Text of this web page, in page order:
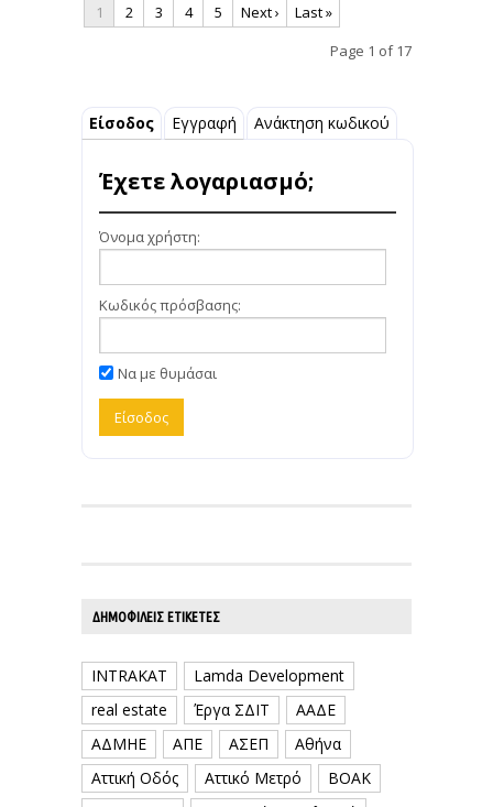
1 2 3 4 5 Next ›
Last »
Page 1 of 17
Είσοδος Εγγραφή Ανάκτηση κωδικού
Έχετε λογαριασμό;
Όνομα χρήστη:
Κωδικός πρόσβασης:
Να με θυμάσαι
ΔΗΜΟΦΙΛΕΊΣ ΕΤΙΚΈΤΕΣ
INTRAKAT
Lamda Development
real estate
Έργα ΣΔΙΤ
ΑΑΔΕ
ΑΔΜΗΕ
ΑΠΕ ΑΣΕΠ
Αθήνα
Αττική Οδός
Αττικό Μετρό
ΒΟΑΚ